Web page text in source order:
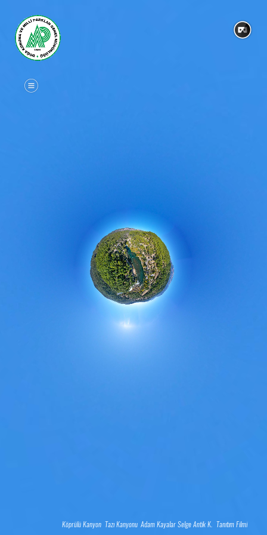
Köprülü Kanyon Tazı Kanyonu Adam Kayalar Selge Antik K. Tanıtım Filmi